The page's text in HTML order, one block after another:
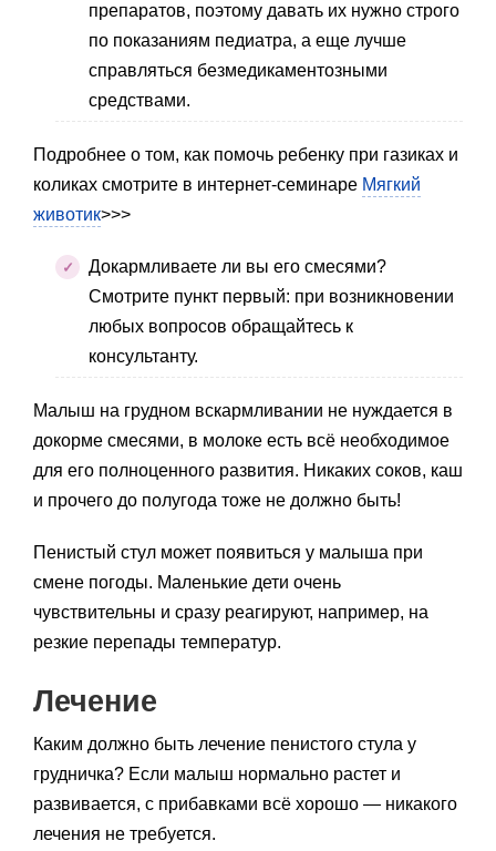
препаратов, поэтому давать их нужно строго
по показаниям педиатра, а еще лучше
справляться безмедикаментозными
средствами.
Подробнее о том, как помочь ребенку при газиках и
коликах смотрите в интернет-семинаре Мягкий
животик>>>
Докармливаете ли вы его смесями?
Смотрите пункт первый: при возникновении
любых вопросов обращайтесь к
консультанту.
Малыш на грудном вскармливании не нуждается в
докорме смесями, в молоке есть всё необходимое
для его полноценного развития. Никаких соков, каш
и прочего до полугода тоже не должно быть!
Пенистый стул может появиться у малыша при
смене погоды. Маленькие дети очень
чувствительны и сразу реагируют, например, на
резкие перепады температур.
Лечение
Каким должно быть лечение пенистого стула у
грудничка? Если малыш нормально растет и
развивается, с прибавками всё хорошо — никакого
лечения не требуется.